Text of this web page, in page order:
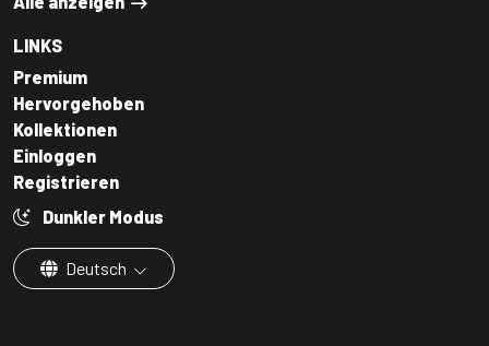
LINKS
Premium
Hervorgehoben
Kollektionen
Einloggen
Registrieren
Dunkler Modus
Deutsch